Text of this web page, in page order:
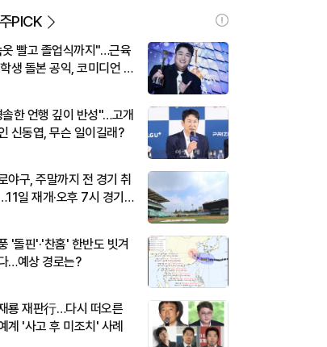
PICK
빨고 졸업식까지"…근육
생 돌본 공익, 코미디언 김
한 언행 깊이 반성"…고개
신동엽, 무슨 일이길래?
야구, 주말까지 전 경기 취
일 재개·오후 7시 경기
'돌핀'·'찬홈' 한반도 빗겨
…예상 경로는?
룡 재판行…다시 떠오른
계 '사고 후 미조치' 사례